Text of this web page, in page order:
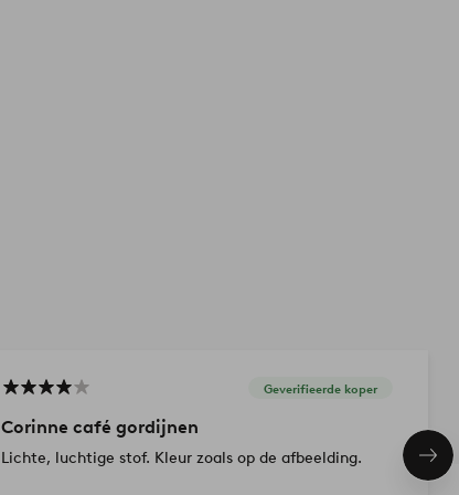
Geverifieerde koper
Corinne café gordijnen
Lichte, luchtige stof. Kleur zoals op de afbeelding.